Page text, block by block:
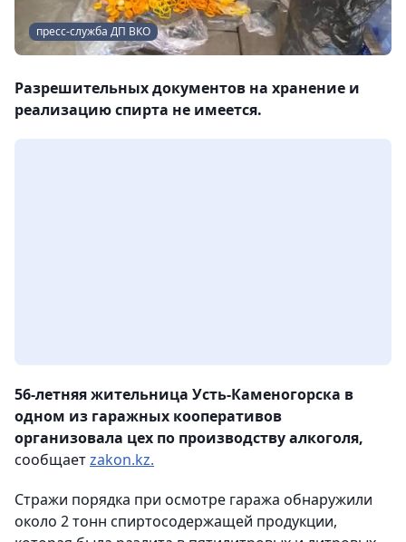
пресс-служба ДП ВКО
Разрешительных документов на хранение и
реализацию спирта не имеется.
56-летняя жительница Усть-Каменогорска в
одном из гаражных кооперативов
организовала цех по производству алкоголя,
сообщаетzakon.kz.
Стражи порядка при осмотре гаража обнаружили
около 2 тонн спиртосодержащей продукции,